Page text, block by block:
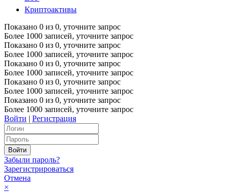
Криптоактивы
Показано 0 из 0, уточните запрос
Более 1000 записей, уточните запрос
Показано 0 из 0, уточните запрос
Более 1000 записей, уточните запрос
Показано 0 из 0, уточните запрос
Более 1000 записей, уточните запрос
Показано 0 из 0, уточните запрос
Более 1000 записей, уточните запрос
Показано 0 из 0, уточните запрос
Более 1000 записей, уточните запрос
Войти | Регистрация
Забыли пароль?
Зарегистрироваться
Отмена
×